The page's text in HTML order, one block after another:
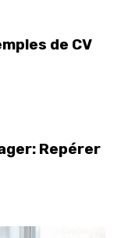
de CV
Repérer